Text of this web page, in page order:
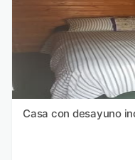
Casa con desayuno